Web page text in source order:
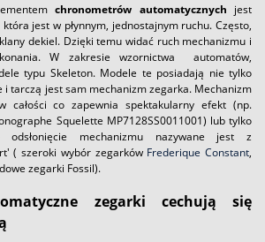
chronometrów automatycznych jest
jest w płynnym, jednostajnym ruchu. Często,
dekiel. Dzięki temu widać ruch mechanizmu i
W zakresie wzornictwa automatów,
typu Skeleton. Modele te posiadają nie tylko
i tarczą jest sam mechanizm zegarka. Mechanizm
całości co zapewnia spektakularny efekt (np.
Squelette MP7128SS0011001) lub tylko
odsłonięcie mechanizmu nazywane jest z
( szeroki wybór zegarkówFrederique Constant,
zegarki Fossil).
zegarki cechują się